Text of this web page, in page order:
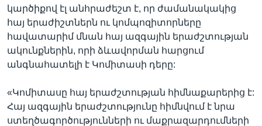
կարծիքով էլ անհրաժեշտ է, որ ժամանակակից
հայ երաժիշտներն ու կոմպոզիտորները
հավատարիմ մնան հայ ազգային երաժշտության
ակունքներին, որի ձևավորման հարցում
անգնահատելի է Կոմիտասի դերը:
«Կոմիտասը հայ երաժշտության հիմնաքարերից է:
Հայ ազգային երաժշտությունը հիմնվում է նրա
ստեղծագործությունների ու մաքրազարդումների